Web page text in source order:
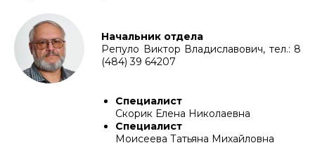
Начальник отдела
Репуло Виктор Владиславович, тел.: 8
(484) 39 64207
Специалист
Скорик Елена Николаевна
Специалист
Моисеева Татьяна Михайловна